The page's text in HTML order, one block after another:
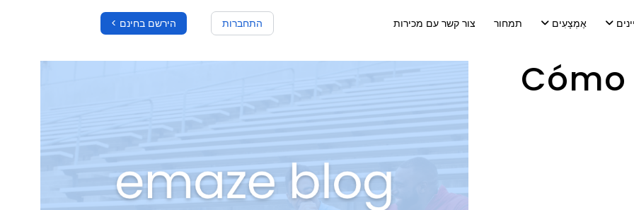
אֶמְצָעִים תמחור צור קשר עם מכירות התחברות הירשם בחינם >